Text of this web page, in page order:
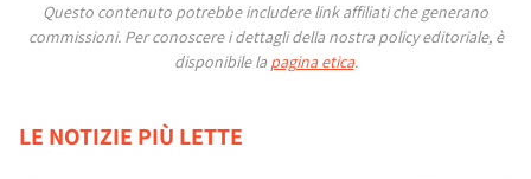
Questo contenuto potrebbe includere link affiliati che generano
commissioni. Per conoscere i dettagli della nostra policy editoriale, è
disponibile la pagina etica.
LE NOTIZIE PIÙ LETTE